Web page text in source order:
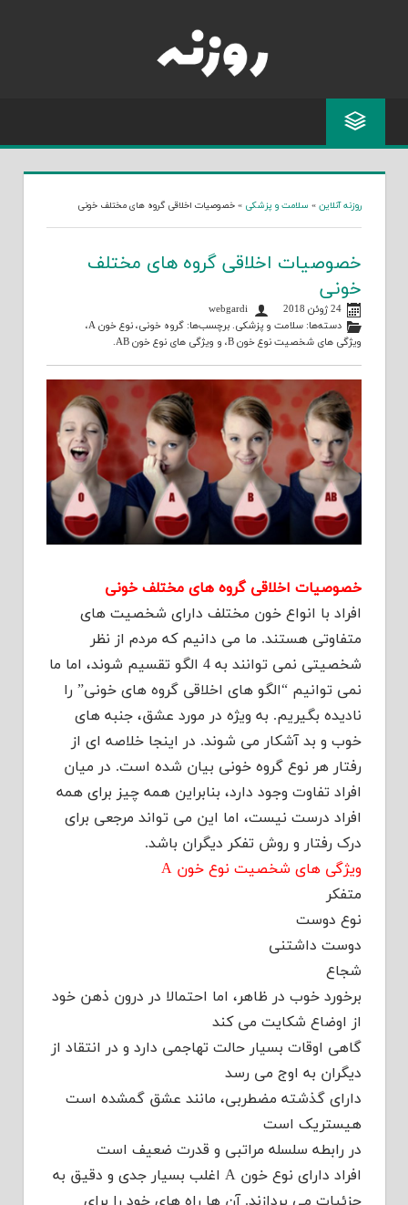
روزنه آنلاین » سلامت و پزشکی » خصوصیات اخلاقی گروه های مختلف خونی
خصوصیات اخلاقی گروه های مختلف
خونی
24 ژوئن 2018
دسته‌ها:سلامت و پزشکی. برچسب‌ها:گروه خونی،نوع خون A ،
ویژگی های شخصیت نوع خون B
، و ویژگی های نوع خون AB .
خصوصیات اخلاقی گروه های مختلف خونی
افراد با انواع خون مختلف دارای شخصیت های
متفاوتی هستند. ما می دانیم که مردم از نظر
شخصیتی نمی توانند به 4 الگو تقسیم شوند، اما ما
نمی توانیم “الگو های اخلاقی گروه های خونی” را
نادیده بگیریم. به ویژه در مورد عشق، جنبه های
خوب و بد آشکار می شوند. در اینجا خلاصه ای از
رفتار هر نوع گروه خونی بیان شده است. در میان
افراد تفاوت وجود دارد، بنابراین همه چیز برای همه
افراد درست نیست، اما این می تواند مرجعی برای
درک رفتار و روش تفکر دیگران باشد.
ویژگی های شخصیت نوع خون A
متفکر
نوع دوست
دوست داشتنی
شجاع
برخورد خوب در ظاهر، اما احتمالا در درون ذهن خود
از اوضاع شکایت می کند
گاهی اوقات بسیار حالت تهاجمی دارد و در انتقاد از
دیگران به اوج می رسد
دارای گذشته مضطربی، مانند عشق گمشده است
هیستریک است
در رابطه سلسله مراتبی و قدرت ضعیف است
افراد دارای نوع خون A اغلب بسیار جدی و دقیق به